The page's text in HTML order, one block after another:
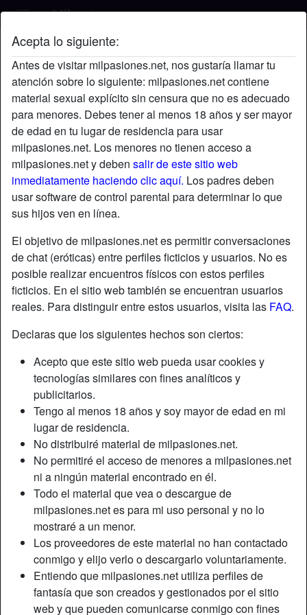
Acepta lo siguiente:
Antes de visitar milpasiones.net, nos gustaría llamar tu
atención sobre lo siguiente: milpasiones.net contiene
material sexual explícito sin censura que no es adecuado
para menores. Debes tener al menos 18 años y ser mayor
de edad en tu lugar de residencia para usar
milpasiones.net. Los menores no tienen acceso a
milpasiones.net y deben salir de este sitio web
inmediatamente haciendo clic aquí. Los padres deben
usar software de control parental para determinar lo que
sus hijos ven en línea.
El objetivo de milpasiones.net es permitir conversaciones
de chat (eróticas) entre perfiles ficticios y usuarios. No es
posible realizar encuentros físicos con estos perfiles
ficticios. En el sitio web también se encuentran usuarios
reales. Para distinguir entre estos usuarios, visita las FAQ.
Declaras que los siguientes hechos son ciertos:
Acepto que este sitio web pueda usar cookies y
tecnologías similares con fines analíticos y
publicitarios.
Tengo al menos 18 años y soy mayor de edad en mi
lugar de residencia.
No distribuiré material de milpasiones.net.
No permitiré el acceso de menores a milpasiones.net
ni a ningún material encontrado en él.
Todo el material que vea o descargue de
milpasiones.net es para mi uso personal y no lo
mostraré a un menor.
Los proveedores de este material no han contactado
conmigo y elijo verlo o descargarlo voluntariamente.
Entiendo que milpasiones.net utiliza perfiles de
fantasía que son creados y gestionados por el sitio
web y que pueden comunicarse conmigo con fines
Javi's perfil
starAgregar chatChatea ahora
Apodo:
Javi
Edad:
País:
España
Provincia:
Las Palmas
Género:
Hombre